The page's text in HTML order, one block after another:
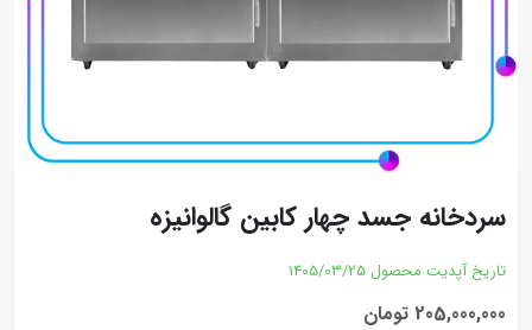
سردخانه جسد چهار کابین گالوانیزه
تاریخ آپدیت محصول 1405/03/25
205,000,000 تومان